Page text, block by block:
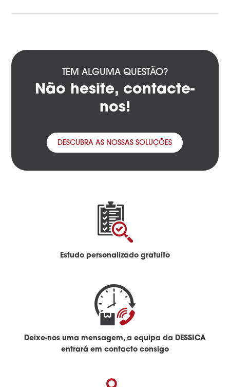
TEM ALGUMA QUESTÃO?
Não hesite, contacte-
nos!
DESCUBRA AS NOSSAS SOLUÇÕES
Estudo personalizado gratuito
Deixe-nos uma mensagem, a equipa da DESSICA
entrará em contacto consigo